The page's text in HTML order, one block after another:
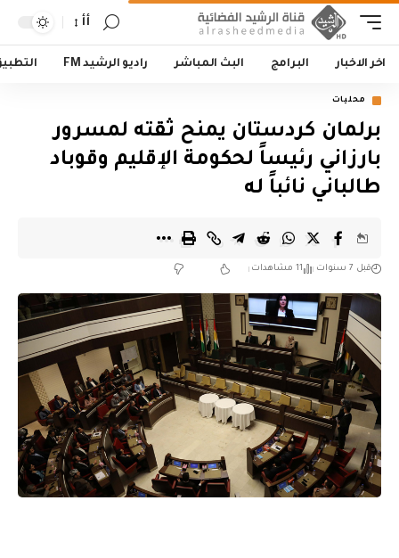
أأ
اخر الاخبار البرامج البث المباشر راديو الرشيد FM
محليات
برلمان كردستان يمنح ثقته لمسرور
بارزاني رئيساً لحكومة الإقليم وقوباد
طالباني نائباً له
قبل 7 سنوات 11 مشاهدات